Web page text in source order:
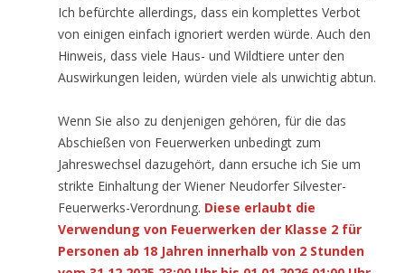
Ich befürchte allerdings, dass ein komplettes Verbot
von einigen einfach ignoriert werden würde. Auch den
Hinweis, dass viele Haus- und Wildtiere unter den
Auswirkungen leiden, würden viele als unwichtig abtun.
Wenn Sie also zu denjenigen gehören, für die das
Abschießen von Feuerwerken unbedingt zum
Jahreswechsel dazugehört, dann ersuche ich Sie um
strikte Einhaltung der Wiener Neudorfer Silvester-
Feuerwerks-Verordnung. Diese erlaubt die
Verwendung von Feuerwerken der Klasse 2 für
Personen ab 18 Jahren innerhalb von 2 Stunden